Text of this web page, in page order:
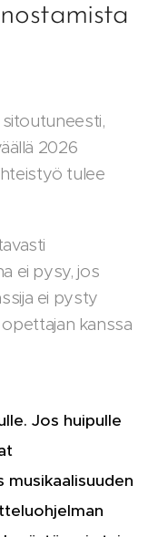
sitoutuneesti,
2026
tulee
ei pysy, jos
ei pysty
kanssa
Jos huipulle